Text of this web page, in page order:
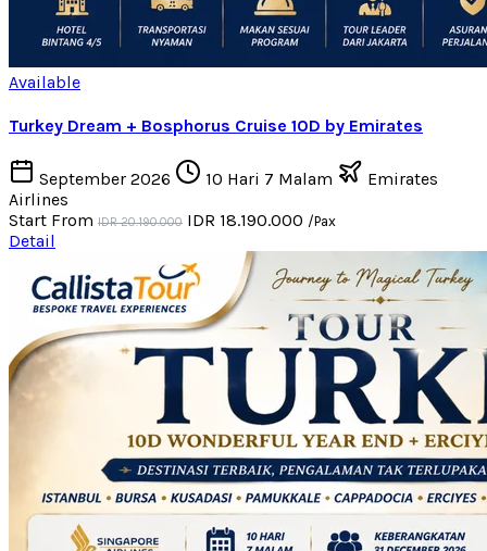
Available
Turkey Dream + Bosphorus Cruise 10D by Emirates
September 2026 10 Hari 7 Malam
Emirates
Airlines
Start From IDR 20.190.000 IDR 18.190.000 /Pax
Detail